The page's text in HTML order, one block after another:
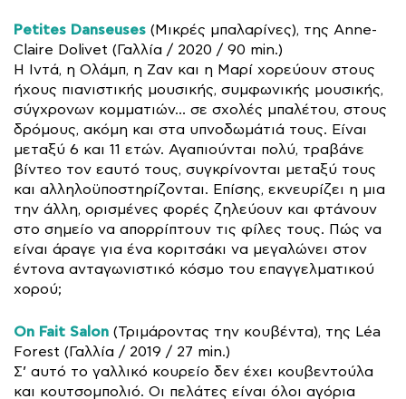
Petites Danseuses (Μικρές μπαλαρίνες), της Anne-
Claire Dolivet (Γαλλία / 2020 / 90 min.)
Η Ιντά, η Ολάμπ, η Ζαν και η Μαρί χορεύουν στους
ήχους πιανιστικής μουσικής, συμφωνικής μουσικής,
σύγχρονων κομματιών… σε σχολές μπαλέτου, στους
δρόμους, ακόμη και στα υπνοδωμάτιά τους. Είναι
μεταξύ 6 και 11 ετών. Αγαπιούνται πολύ, τραβάνε
βίντεο τον εαυτό τους, συγκρίνονται μεταξύ τους
και αλληλοϋποστηρίζονται. Επίσης, εκνευρίζει η μια
την άλλη, ορισμένες φορές ζηλεύουν και φτάνουν
στο σημείο να απορρίπτουν τις φίλες τους. Πώς να
είναι άραγε για ένα κοριτσάκι να μεγαλώνει στον
έντονα ανταγωνιστικό κόσμο του επαγγελματικού
χορού;
On Fait Salon (Τριμάροντας την κουβέντα), της Léa
Forest (Γαλλία / 2019 / 27 min.)
Σ’ αυτό το γαλλικό κουρείο δεν έχει κουβεντούλα
και κουτσομπολιό. Οι πελάτες είναι όλοι αγόρια